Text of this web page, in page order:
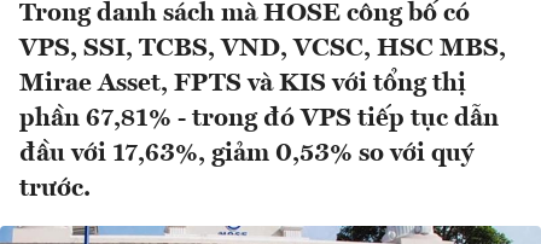
Trong danh sách mà HOSE công bố có
VPS, SSI, TCBS, VND, VCSC, HSC MBS,
Mirae Asset, FPTS và KIS với tổng thị
phần 67,81% - trong đó VPS tiếp tục dẫn
đầu với 17,63%, giảm 0,53% so với quý
trước.